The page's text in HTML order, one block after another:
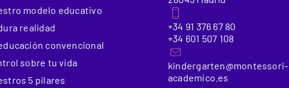
modelo educativo
realidad
convencional
sobre tu vida
5 pilares
+34 91 376 67 80
+34 601 507 108
kindergarten@montessori-
academico.es